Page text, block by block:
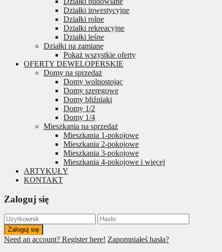
Działki inwestycyjne
Działki rolne
Działki rekreacyjne
Działki leśne
Działki na zamianę
Pokaż wszystkie oferty
OFERTY DEWELOPERSKIE
Domy na sprzedaż
Domy wolnostojąc
Domy szeregowe
Domy bliźniaki
Domy 1/2
Domy 1/4
Mieszkania na sprzedaż
Mieszkania 1-pokojowe
Mieszkania 2-pokojowe
Mieszkania 3-pokojowe
Mieszkania 4-pokojowe i więcej
ARTYKUŁY
KONTAKT
Zaloguj się
Zaloguj się
Need an account? Register here! Zapomniałeś hasła?